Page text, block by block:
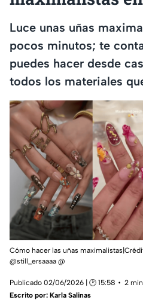
Luce unas uñas
pocos minutos; te
puedes hacer desde
todos los materiales
Cómo hacer las uñas
@still_ersaaaa @
Publicado 02/06/2026 | 🕑 15:58
2
Escrito por: Karla Salinas